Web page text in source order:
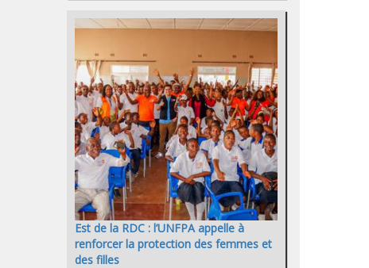
Est de la RDC : l’UNFPA appelle à
renforcer la protection des femmes et
des filles